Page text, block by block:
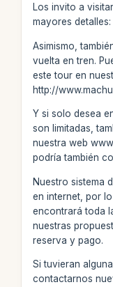
Los invito a
mayores
Asimismo,
vuelta en tren.
este tour en
http://
Y si solo desea
son limitadas,
nuestra web
podría también
Nuestro sistema
en internet, por
encontrará toda
nuestras
reserva y pago.
Si tuvieran
contactarnos